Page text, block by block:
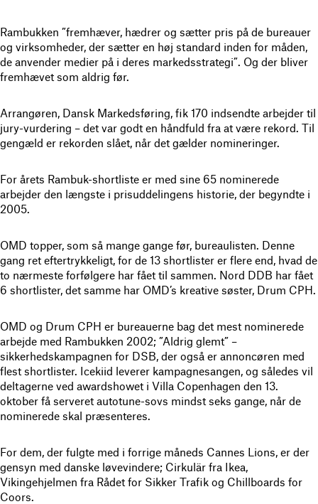
Rambukken ”fremhæver, hædrer og sætter pris på de bureauer
og virksomheder, der sætter en høj standard inden for måden,
de anvender medier på i deres markedsstrategi”. Og der bliver
fremhævet som aldrig før.
Arrangøren, Dansk Markedsføring, fik 170 indsendte arbejder til
jury-vurdering – det var godt en håndfuld fra at være rekord. Til
gengæld er rekorden slået, når det gælder nomineringer.
For årets Rambuk-shortliste er med sine 65 nominerede
arbejder den længste i prisuddelingens historie, der begyndte i
2005.
OMD topper, som så mange gange før, bureaulisten. Denne
gang ret eftertrykkeligt, for de 13 shortlister er flere end, hvad de
to nærmeste forfølgere har fået til sammen. Nord DDB har fået
6 shortlister, det samme har OMD’s kreative søster, Drum CPH.
OMD og Drum CPH er bureauerne bag det mest nominerede
arbejde med Rambukken 2002; ”Aldrig glemt” –
sikkerhedskampagnen for DSB, der også er annoncøren med
flest shortlister. Icekiid leverer kampagnesangen, og således vil
deltagerne ved awardshowet i Villa Copenhagen den 13.
oktober få serveret autotune-sovs mindst seks gange, når de
nominerede skal præsenteres.
For dem, der fulgte med i forrige måneds Cannes Lions, er der
gensyn med danske løvevindere; Cirkulär fra Ikea,
Vikingehjelmen fra Rådet for Sikker Trafik og Chillboards for
Coors.